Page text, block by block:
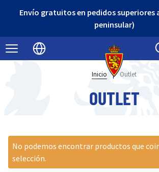
Envío gratuitos en pedidos superiores
peninsular)
Seleccionar idioma
Inicio | Outlet
OUTLET
No podemos encontrar productos que
selección.